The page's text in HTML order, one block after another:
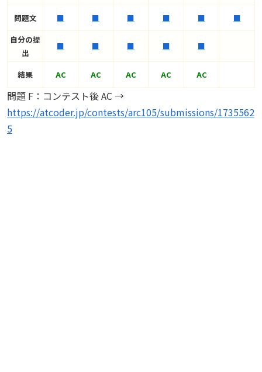
問題文 ■ ■ ■ ■ ■
■
自分の提
出
■ ■ ■ ■ ■
結果 AC AC AC AC AC
問題 F：コンテスト後 AC →
https://atcoder.jp/contests/arc105/submissions/1735562
5